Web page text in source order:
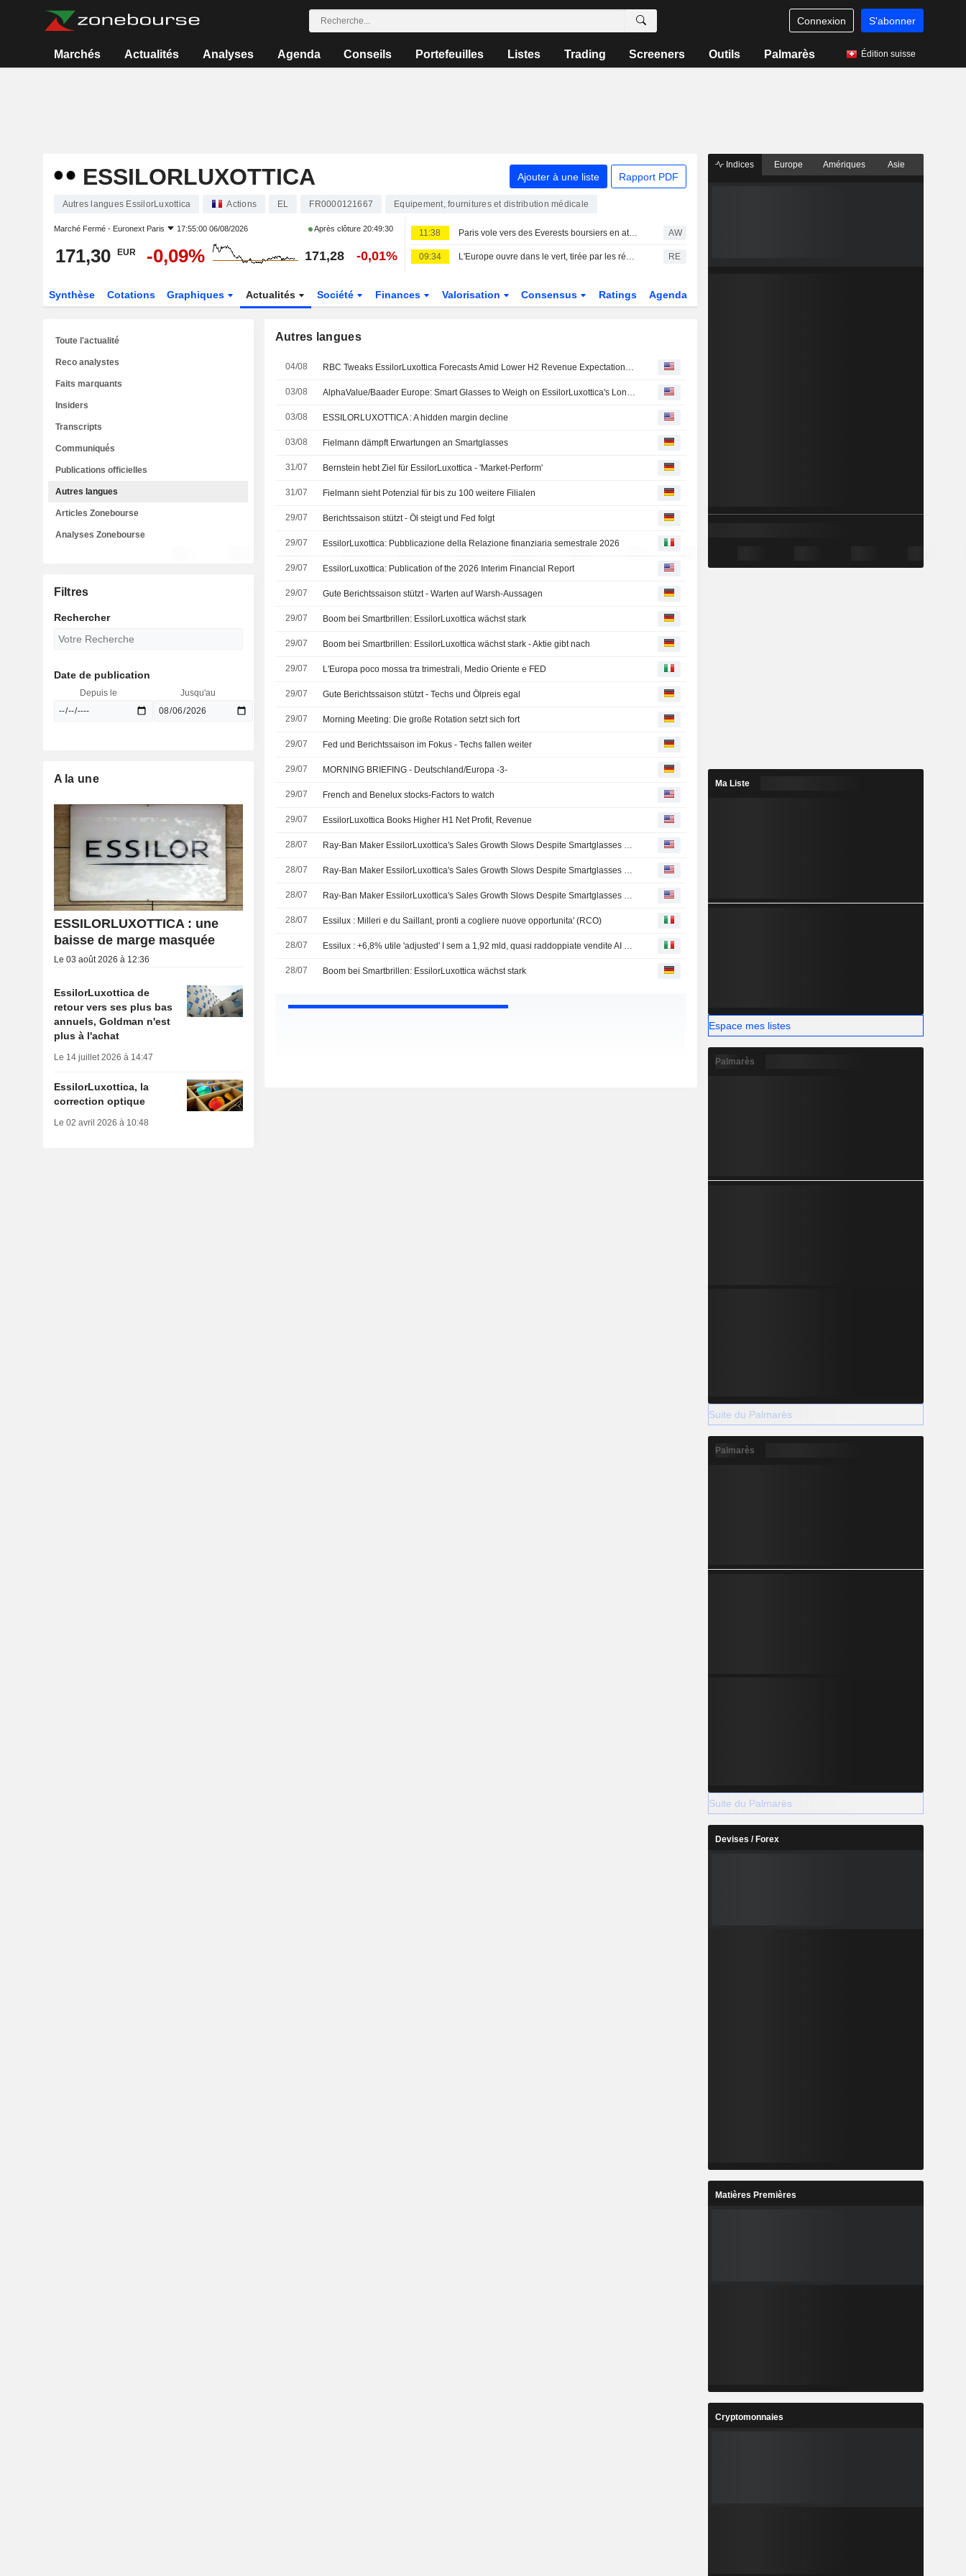
Connexion S'abonner
Marchés Actualités Analyses Agenda Conseils Portefeuilles Listes Trading Screeners Outils Palmarès Édition suisse
ESSILORLUXOTTICA Ajouter à une liste Rapport PDF
Autres langues EssilorLuxottica Actions EL FR0000121667 Equipement, fournitures et distribution médicale
Marché Fermé - Euronext Paris 17:55:00 06/08/2026 Après clôture20:49:30
171,30 EUR -0,09% 171,28 -0,01%
11:38 Paris vole vers des Everests boursiers en attendant un accord pour Ormuz AW
09:34 L'Europe ouvre dans le vert, tirée par les résultats et les espoirs en Iran RE
Synthèse Cotations Graphiques Actualités Société Finances Valorisation Consensus Ratings Agenda
Autres langues
04/08 RBC Tweaks EssilorLuxottica Forecasts Amid Lower H2 Revenue Expectations for AI Smartglasses
03/08 AlphaValue/Baader Europe: Smart Glasses to Weigh on EssilorLuxottica's Long-term Margin
03/08 ESSILORLUXOTTICA : A hidden margin decline
03/08 Fielmann dämpft Erwartungen an Smartglasses
31/07 Bernstein hebt Ziel für EssilorLuxottica - 'Market-Perform'
31/07 Fielmann sieht Potenzial für bis zu 100 weitere Filialen
29/07 Berichtssaison stützt - Öl steigt und Fed folgt
29/07 EssilorLuxottica: Pubblicazione della Relazione finanziaria semestrale 2026
29/07 EssilorLuxottica: Publication of the 2026 Interim Financial Report
29/07 Gute Berichtssaison stützt - Warten auf Warsh-Aussagen
29/07 Boom bei Smartbrillen: EssilorLuxottica wächst stark
29/07 Boom bei Smartbrillen: EssilorLuxottica wächst stark - Aktie gibt nach
29/07 L'Europa poco mossa tra trimestrali, Medio Oriente e FED
29/07 Gute Berichtssaison stützt - Techs und Ölpreis egal
29/07 Morning Meeting: Die große Rotation setzt sich fort
29/07 Fed und Berichtssaison im Fokus - Techs fallen weiter
29/07 MORNING BRIEFING - Deutschland/Europa -3-
29/07 French and Benelux stocks-Factors to watch
29/07 EssilorLuxottica Books Higher H1 Net Profit, Revenue
28/07 Ray-Ban Maker EssilorLuxottica's Sales Growth Slows Despite Smartglasses Boom -- 2nd Update
28/07 Ray-Ban Maker EssilorLuxottica's Sales Growth Slows Despite Smartglasses Boom -- Update
28/07 Ray-Ban Maker EssilorLuxottica's Sales Growth Slows Despite Smartglasses Boom
28/07 Essilux : Milleri e du Saillant, pronti a cogliere nuove opportunita' (RCO)
28/07 Essilux : +6,8% utile 'adjusted' I sem a 1,92 mld, quasi raddoppiate vendite AI glasses (RCO)
28/07 Boom bei Smartbrillen: EssilorLuxottica wächst stark
Toute l'actualité
Reco analystes
Faits marquants
Insiders
Transcripts
Communiqués
Publications officielles
Autres langues
Articles Zonebourse
Analyses Zonebourse
Filtres
Rechercher
Date de publication
Depuis le Jusqu'au
A la une
ESSILORLUXOTTICA : une
baisse de marge masquée
Le 03 août 2026 à 12:36
EssilorLuxottica de
retour vers ses plus bas
annuels, Goldman n'est
plus à l'achat
Le 14 juillet 2026 à 14:47
EssilorLuxottica, la
correction optique
Le 02 avril 2026 à 10:48
Indices Europe Amériques Asie
Ma Liste
Espace mes listes
Palmarès
Suite du Palmarès
Palmarès
Suite du Palmarès
Devises / Forex
Matières Premières
Cryptomonnaies